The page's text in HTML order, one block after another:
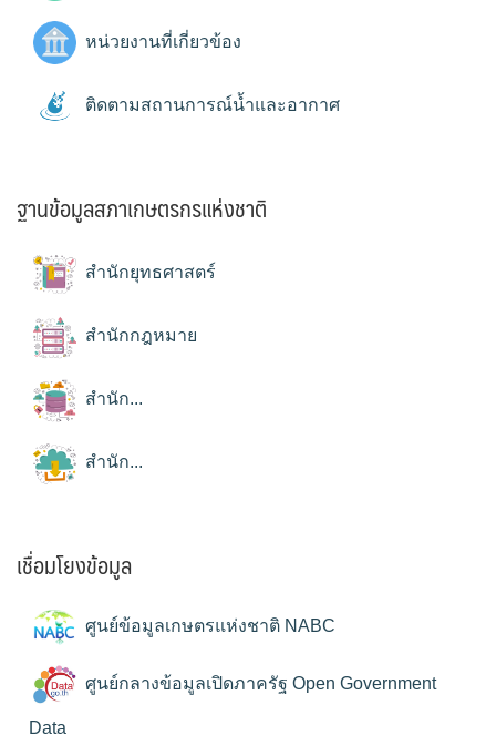
หน่วยงานที่เกี่ยวข้อง
ติดตามสถานการณ์น้ำและอากาศ
ฐานข้อมูลสภาเกษตรกรแห่งชาติ
สำนักยุทธศาสตร์
สำนักกฎหมาย
สำนัก...
สำนัก...
เชื่อมโยงข้อมูล
ศูนย์ข้อมูลเกษตรแห่งชาติ NABC
ศูนย์กลางข้อมูลเปิดภาครัฐ Open Government
Data